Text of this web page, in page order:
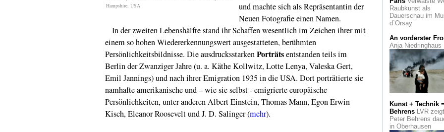
Hampshire, USA
und machte sich als Repräsentantin der
Neuen Fotografie einen Namen.
In der zweiten Lebenshälfte stand ihr Schaffen wesentlich im Zeichen ihrer mit
einem so hohen Wiedererkennungswert ausgestatteten, berühmten
Persönlichkeitsbildnisse. Die ausdrucksstarkenPorträtsentstanden teils im
Berlin der Zwanziger Jahre (u. a. Käthe Kollwitz, Lotte Lenya, Valeska Gert,
Emil Jannings) und nach ihrer Emigration 1935 in die USA. Dort porträtierte sie
namhafte amerikanische und – wie sie selbst - emigrierte europäische
Persönlichkeiten, unter anderen Albert Einstein, Thomas Mann, Egon Erwin
Kisch, Eleanor Roosevelt und J. D. Salinger (mehr).
Alte Meister im
Vergleich: Zehn
Portraits der Familie
SLM in Aachen
Die Attraktivität
Formate. "Small but
beautiful" in der
Köln-Art
Exzentriker und
kollektiver Mythos:
Narren, Künstler,
Raubkunst als
Dauerschau im
d`Orsay
An vorderster
Anja Niedringhaus
Kunst + Technik =
BehrensLVR zeigt
Peter Behrens
in Oberhausen